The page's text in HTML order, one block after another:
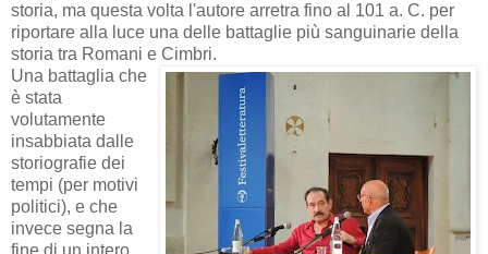
storia, ma questa volta l'autore arretra fino al 101 a. C. per
riportare alla luce una delle battaglie più sanguinarie della
storia tra Romani e Cimbri.
Una battaglia che
è stata
volutamente
insabbiata dalle
storiografie dei
tempi (per motivi
politici), e che
invece segna la